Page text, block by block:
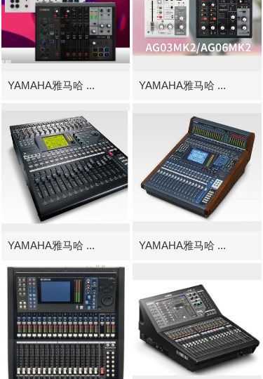
YAMAHA雅马哈 ... YAMAHA雅马哈 ...
YAMAHA雅马哈 ... YAMAHA雅马哈 ...